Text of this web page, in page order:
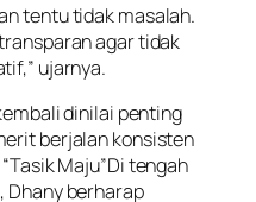
tentu tidak masalah.
agar tidak
ujarnya.
dinilai penting
berjalan konsisten
Maju”Di tengah
Dhany berharap